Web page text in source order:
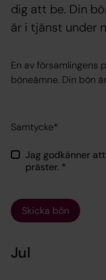
dig att be. Din
är i tjänst under
En av församlingens
böneämne. Din bön
Samtycke*
Jag godkänner
präster. *
Skicka bön
Jul